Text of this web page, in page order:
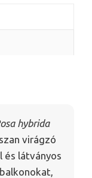
hybrida
virágzó
és látványos